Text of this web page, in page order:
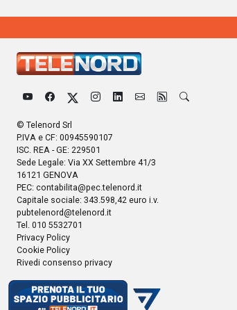
© Telenord Srl
P.IVA e CF: 00945590107
ISC. REA - GE: 229501
Sede Legale: Via XX Settembre 41/3
16121 GENOVA
PEC: contabilita@pec.telenord.it
Capitale sociale: 343.598,42 euro i.v.
pubtelenord@telenord.it
Tel. 010 5532701
Privacy Policy
Cookie Policy
Rivedi consenso privacy